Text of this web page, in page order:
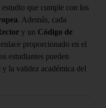
que cumple con los
. Además, cada
y un Código de
proporcionado en el
estudiantes pueden
la validez académica del